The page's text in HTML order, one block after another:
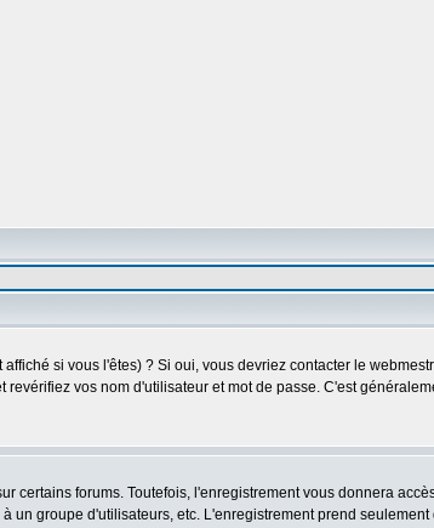
si vous l'êtes) ? Si oui, vous devriez contacter le
vos nom d'utilisateur et mot de passe. C'est
certains forums. Toutefois, l'enregistrement vous donnera
groupe d'utilisateurs, etc. L'enregistrement prend